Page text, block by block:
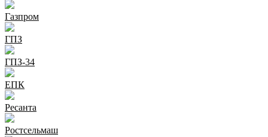
Газпром
ГПЗ
ГПЗ-34
ЕПК
Ресанта
Ростсельмаш